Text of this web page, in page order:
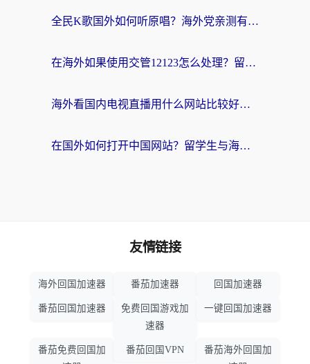
全民K歌国外如何听原唱？海外党亲测有效的回国加速器选择指南
在海外如果使用交管12123怎么处理？留学生亲测有效的回国加速方案
海外看国内电视直播用什么网站比较好？一篇解决你所有追剧难题的实用指南
在国外如何打开中国网站？留学生与海外华人的无缝访问指南
友情链接
海外回国加速器 番茄加速器 回国加速器
番茄回国加速器
免费回国游戏加
速器
一键回国加速器
番茄免费回国加
番茄回国VPN
番茄海外回国加